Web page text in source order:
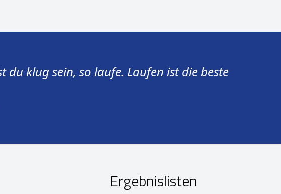
du klug sein, so laufe. Laufen ist die beste
Ergebnislisten